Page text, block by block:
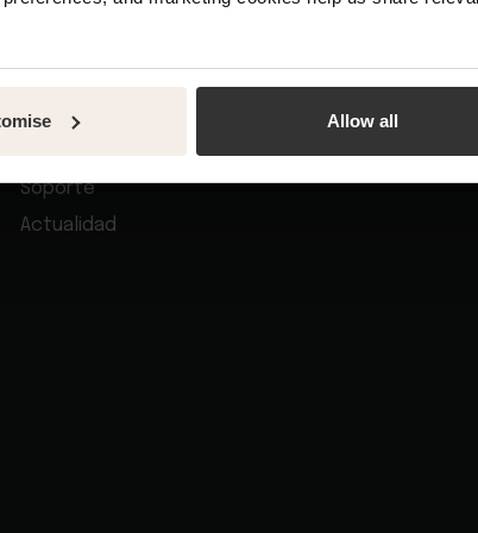
Allow all
Contacto
Acerca de nosotros
Soporte
Actualidad
Socios
Hotel